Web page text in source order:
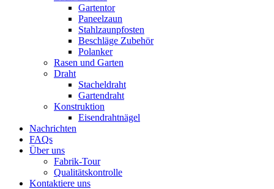
Gartentor
Paneelzaun
Stahlzaunpfosten
Beschläge Zubehör
Polanker
Rasen und Garten
Draht
Stacheldraht
Gartendraht
Konstruktion
Eisendrahtnägel
Nachrichten
FAQs
Über uns
Fabrik-Tour
Qualitätskontrolle
Kontaktiere uns